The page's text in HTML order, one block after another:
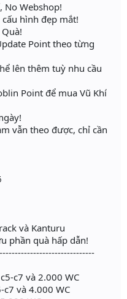
No Webshop!
hình đẹp mắt!
Point theo từng
lên thêm tuỳ nhu cầu
Point để mua Vũ Khí
vẫn theo được, chỉ cần
và Kanturu
phần quà hấp dẫn!
c7 và 2.000 WC
và 4.000 WC